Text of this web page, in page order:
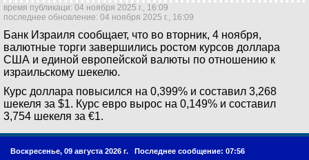
время публикаци: 04 ноября 2025 г., 16:09
последнее обновление: 04 ноября 2025 г., 16:09
Банк Израиля сообщает, что во вторник, 4 ноября,
валютные торги завершились ростом курсов доллара
США и единой европейской валюты по отношению к
израильскому шекелю.
Курс доллара повысился на 0,399% и составил 3,268
шекеля за $1. Курс евро вырос на 0,149% и составил
3,754 шекеля за €1.
Воскресенье, 09 августа 2026 г. Последнее сообщение: 07:56